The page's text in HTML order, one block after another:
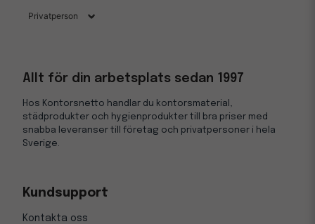
Allt för din arbetsplats sedan 1997
Hos Kontorsnetto handlar du kontorsmaterial,
städprodukter och hygienprodukter till bra priser med
snabba leveranser till företag och privatpersoner i hela
Sverige.
Kundsupport
Kontakta oss